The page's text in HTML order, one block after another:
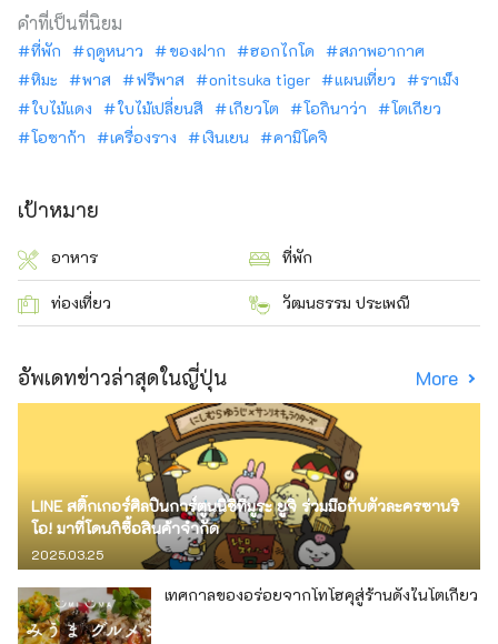
คำที่เป็นที่นิยม
ที่พัก ฤดูหนาว ของฝาก ฮอกไกโด
สภาพอากาศ
หิมะ
พาส ฟรีพาส onitsuka tiger แผนเที่ยว
ราเม็ง
ใบไม้แดง
ใบไม้เปลี่ยนสี เกียวโต โอกินาว่า
โตเกียว
โอซาก้า
เครื่องราง เงินเยน คามิโคจิ
เป้าหมาย
อาหาร ที่พัก
ท่องเที่ยว วัฒนธรรม ประเพณี
อัพเดทข่าวล่าสุดในญี่ปุ่น More
LINE สติ๊กเกอร์ศิลปินการ์ตูนนิชิทีมูระ ยูจิ ร่วมมือกับตัวละครซานริ
โอ! มาที่โดนกิซื้อสินค้าจำกัด
2025.03.25
เทศกาลของอร่อยจากโทโฮคุสู่ร้านดังในโตเกียว